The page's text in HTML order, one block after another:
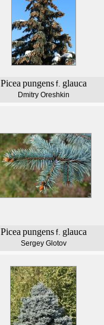
Picea pungens f. glauca
Dmitry Oreshkin
Picea pungens f. glauca
Sergey Glotov